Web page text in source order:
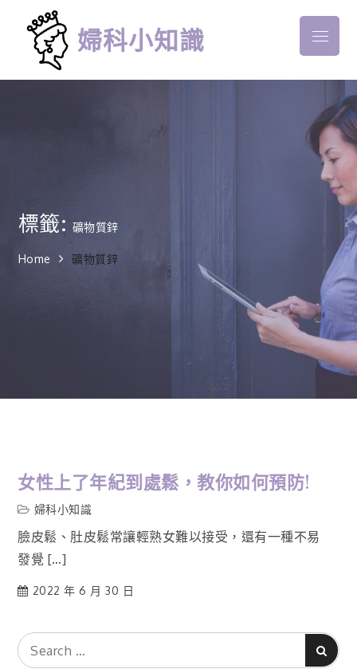
content
婦科小知識 Menu
標籤: 礦物質鋅
Home 礦物質鋅
女性上了年紀到處鬆，教你如何預防!
婦科小知識
臉皮鬆、肚皮鬆常讓輕熟女難以接受，還有一種不易
發覺 […]
2022 年 6 月 30 日
Search
for:
Search